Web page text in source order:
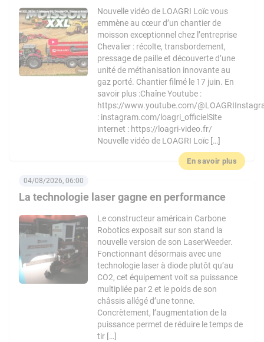
Nouvelle vidéo de LOAGRI Loïc vous
emmène au cœur d’un chantier de
moisson exceptionnel chez l’entreprise
Chevalier : récolte, transbordement,
pressage de paille et découverte d’une
unité de méthanisation innovante au
gaz porté. Chantier filmé le 17 juin. En
savoir plus :Chaîne Youtube :
https://www.youtube.com/
: instagram.com/loagri_officielSite
internet : https://loagri-video.fr/
Nouvelle vidéo de LOAGRI Loïc […]
En savoir plus
La technologie laser gagne en performance
04/08/2026, 06:00
Le constructeur américain Carbone
Robotics exposait sur son stand la
nouvelle version de son LaserWeeder.
Fonctionnant désormais avec une
technologie laser à diode plutôt qu’au
CO2, cet équipement voit sa puissance
multipliée par 2 et le poids de son
châssis allégé d’une tonne.
Concrètement, l’augmentation de la
puissance permet de réduire le temps de
tir […]